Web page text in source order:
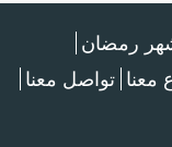
رمضان
معنا تواصل معنا